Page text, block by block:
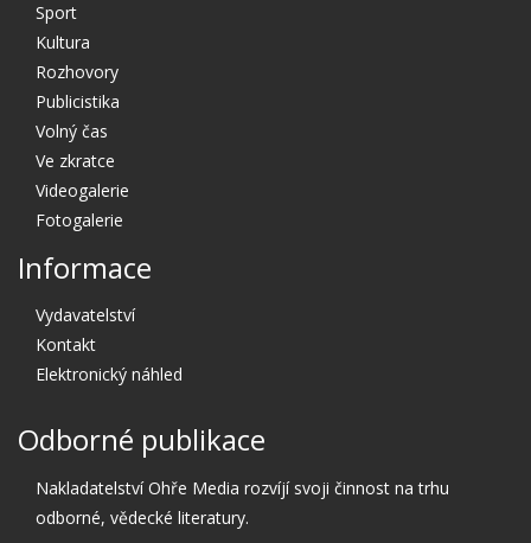
Sport
Kultura
Rozhovory
Publicistika
Volný čas
Ve zkratce
Videogalerie
Fotogalerie
Informace
Vydavatelství
Kontakt
Elektronický náhled
Odborné publikace
Nakladatelství Ohře Media rozvíjí svoji činnost na trhu
odborné, vědecké literatury.